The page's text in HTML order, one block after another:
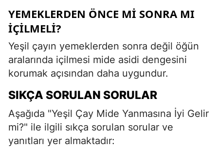
YEMEKLERDEN ÖNCE MI SONRA MI
İÇILMELI?
Yeşil çayın yemeklerden sonra değil öğün
aralarında içilmesi mide asidi dengesini
korumak açısından daha uygundur.
SIKÇA SORULAN SORULAR
Aşağıda "Yeşil Çay Mide Yanmasına İyi Gelir
mi?" ile ilgili sıkça sorulan sorular ve
yanıtları yer almaktadır: